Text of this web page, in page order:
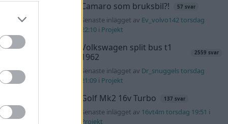
Camaro som bruksbil?! 57 svar
Senaste inlägget av Ev_volvo142 torsdag
22:10 i Projekt
Volkswagen split bus t1
1962
2559 svar
Senaste inlägget av Dr_snuggels torsdag
21:09 i Projekt
Golf Mk2 16v Turbo 137 svar
Senaste inlägget av 16vt4m torsdag 19:51 i
Projekt